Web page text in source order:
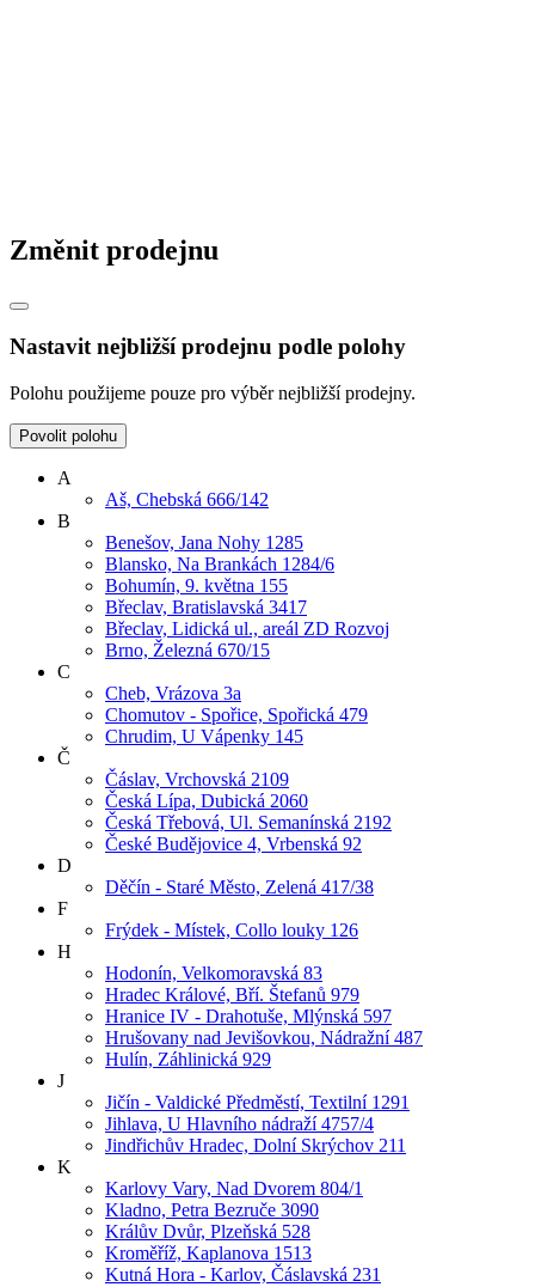
Změnit prodejnu
Nastavit nejbližší prodejnu podle polohy
Polohu použijeme pouze pro výběr nejbližší prodejny.
Povolit polohu
A
Aš, Chebská 666/142
B
Benešov, Jana Nohy 1285
Blansko, Na Brankách 1284/6
Bohumín, 9. května 155
Břeclav, Bratislavská 3417
Břeclav, Lidická ul., areál ZD Rozvoj
Brno, Železná 670/15
C
Cheb, Vrázova 3a
Chomutov - Spořice, Spořická 479
Chrudim, U Vápenky 145
Č
Čáslav, Vrchovská 2109
Česká Lípa, Dubická 2060
Česká Třebová, Ul. Semanínská 2192
České Budějovice 4, Vrbenská 92
D
Děčín - Staré Město, Zelená 417/38
F
Frýdek - Místek, Collo louky 126
H
Hodonín, Velkomoravská 83
Hradec Králové, Bří. Štefanů 979
Hranice IV - Drahotuše, Mlýnská 597
Hrušovany nad Jevišovkou, Nádražní 487
Hulín, Záhlinická 929
J
Jičín - Valdické Předměstí, Textilní 1291
Jihlava, U Hlavního nádraží 4757/4
Jindřichův Hradec, Dolní Skrýchov 211
K
Karlovy Vary, Nad Dvorem 804/1
Kladno, Petra Bezruče 3090
Králův Dvůr, Plzeňská 528
Kroměříž, Kaplanova 1513
Kutná Hora - Karlov, Čáslavská 231